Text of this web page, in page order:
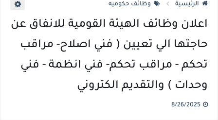
اعلان وظائف الهيئة القومية لسلامة الغذاء " لشغل وظيفة مفتش أغذية " لخريجي علوم / زراعة / طب بيطري "... الشروط والاوراق المطلوبة وكيفية التقديم
للمؤهلات العليا والمتوسطه.. جامعة ميريت تعلن عن وظائف شاغرة بتاريخ 20 مايو 2026
الرئيسية وظائف حكوميه
اعلان وظائف الهيئة القومية للانفاق عن
حاجتها الي تعيين ( فني اصلاح- مراقب
تحكم - مراقب تحكم- فني انظمة - فني
وحدات ) والتقديم الكتروني